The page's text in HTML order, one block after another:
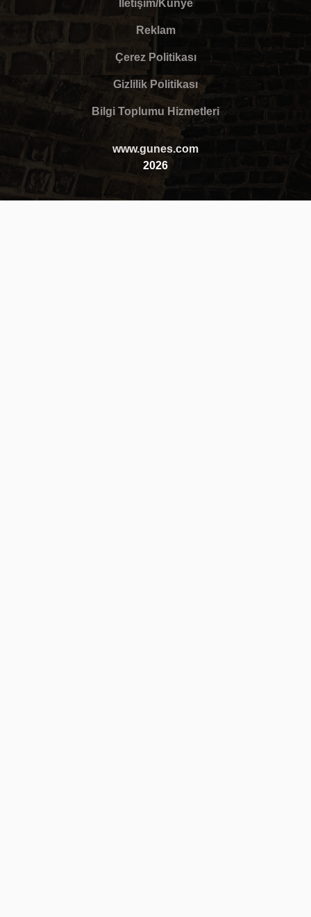
İletişim/Künye
Reklam
Çerez Politikası
Gizlilik Politikası
Bilgi Toplumu Hizmetleri
www.gunes.com
2026